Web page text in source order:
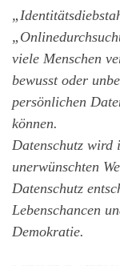
viele Menschen
bewusst oder
persönlichen
können.
Datenschutz wird
unerwünschten
Datenschutz
Lebenschancen
Demokratie.